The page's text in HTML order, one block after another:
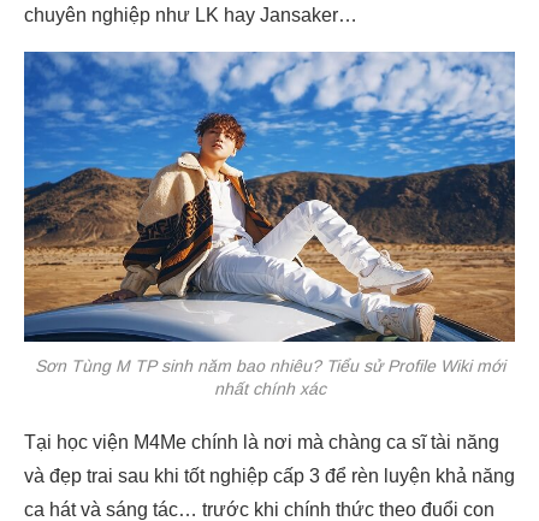
chuyên nghiệp như LK hay Jansaker…
Sơn Tùng M TP sinh năm bao nhiêu? Tiểu sử Profile Wiki mới
nhất chính xác
Tại học viện M4Me chính là nơi mà chàng ca sĩ tài năng
và đẹp trai sau khi tốt nghiệp cấp 3 để rèn luyện khả năng
ca hát và sáng tác… trước khi chính thức theo đuổi con